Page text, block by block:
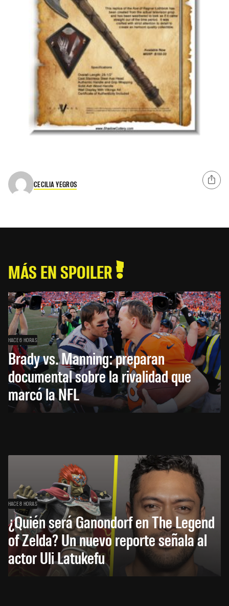
CECILIA YEGROS
MÁS EN SPOILER
HACE 6 HORAS
Brady vs. Manning: preparan
documental sobre la rivalidad que
marcó la NFL
HACE 8 HORAS
¿Quién será Ganondorf en The Legend
of Zelda? Un nuevo reporte señala al
actor Uli Latukefu